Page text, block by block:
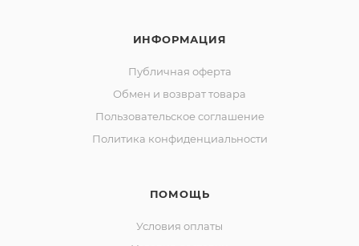
ИНФОРМАЦИЯ
Публичная оферта
Обмен и возврат товара
Пользовательское соглашение
Политика конфиденциальности
ПОМОЩЬ
Условия оплаты